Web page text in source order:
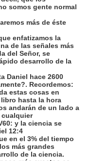
somos gente normal
más de éste
enfatizamos la
de las señales más
del Señor, se
desarrollo de la
Daniel hace 2600
Recordemos:
estas cosas en
hasta la hora
andarán de un lado a
y la ciencia se
12:4
en el 3% del tiempo
más grandes
de la ciencia.